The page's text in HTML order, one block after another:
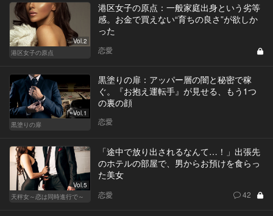
Vol.2
港区女子の原点
港区女子の原点：一般家庭出身という劣等
感。お金で買えない“育ちの良さ”が欲しか
った
恋愛
Vol.1
黒塗りの扉
黒塗りの扉：アッパー層の闇と秘密で稼
ぐ。『お抱え運転手』が見せる、もう1つ
の裏の顔
恋愛
Vol.5
天秤女～恋は同時進行で～
「途中で放り出されるなんて…！」出張先
のホテルの部屋で、男からお預けを食らっ
た美女
恋愛 42